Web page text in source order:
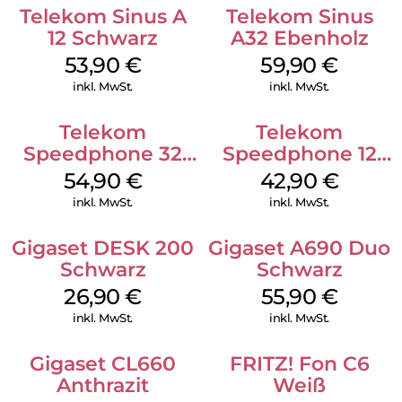
Stromausfall sind Ihre Aufzeichnungen weiterhin gesichert.
Sprechen Sie eine individuelle Ansage auf und stellen Sie die
Aufzeichnungslänge ein – so konfigurieren Sie den
Anrufbeantworter ganz nach Ihren Wünschen.
Telekom Sinus A
12 Schwarz
53,90 €
inkl. MwSt.
Telekom Sinus
A32 Ebenholz
59,90€
inkl. MwSt.
Telekom
Speedphone 32
Ebenholz
54,90 €
inkl. MwSt.
Telekom
Speedphone 12
Weiß
42,90 €
inkl. MwSt.
Gigaset DESK 200
Schwarz
26,90€
inkl. MwSt.
Gigaset A690 Duo
Schwarz
55,90 €
inkl. MwSt.
Gigaset CL660
Anthrazit
FRITZ! Fon C6
Weiß